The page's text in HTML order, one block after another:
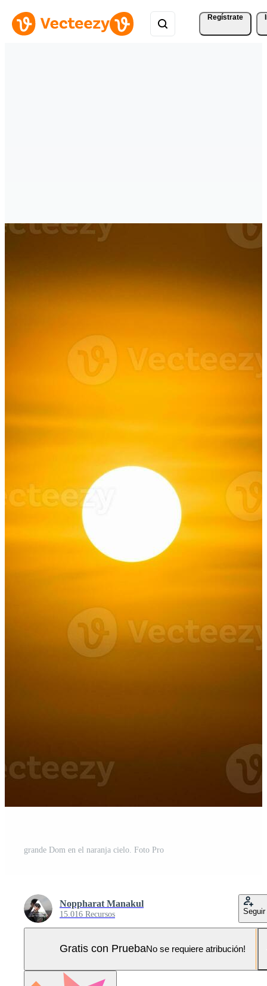
Regístrate
grande Dom en el naranja cielo. Foto Pro
Noppharat Manakul
15.016 Recursos Seguir
Gratis con PruebaNo se requiere atribución!